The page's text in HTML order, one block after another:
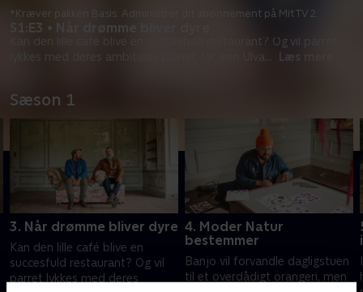
S1:E3 • Når drømme bliver dyre
Kan den lille café blive en succesfuld restaurant? Og vil parret
lykkes med deres ambitiøse planer, før øen Ulva
Læs mere
*Kræver pakken Basis. Administrer dit abonnement på Mit TV 2.
Sæson 1
3. Når drømme bliver dyre
Kan den lille café blive en
succesfuld restaurant? Og vil
parret lykkes med deres
4. Moder Natur
bestemmer
Banjo vil forvandle dagligstuen
til et overdådigt orangeri, men